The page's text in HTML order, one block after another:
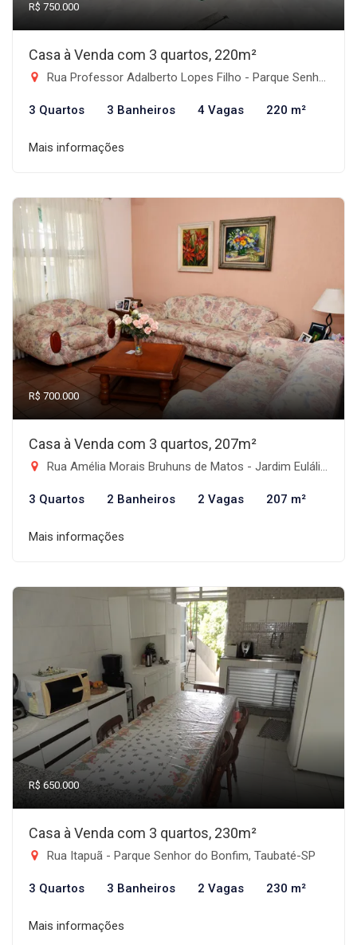
R$ 750.000
Casa à Venda com 3 quartos, 220m²
Rua Professor Adalberto Lopes Filho - Parque Senhor do Bonfim, Taubaté-SP
3 Quartos 3 Banheiros 4 Vagas 220 m²
Mais informações
R$ 700.000
Casa à Venda com 3 quartos, 207m²
Rua Amélia Morais Bruhuns de Matos - Jardim Eulália, Taubaté-SP
3 Quartos 2 Banheiros 2 Vagas 207 m²
Mais informações
R$ 650.000
Casa à Venda com 3 quartos, 230m²
Rua Itapuã - Parque Senhor do Bonfim, Taubaté-SP
3 Quartos 3 Banheiros 2 Vagas 230 m²
Mais informações